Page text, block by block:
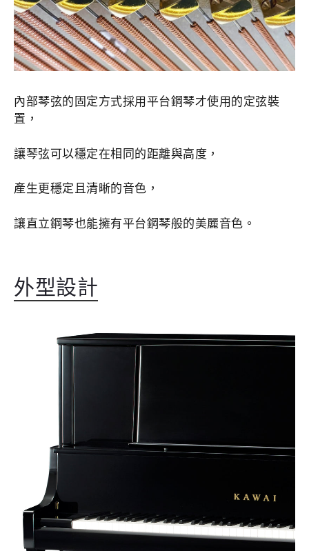
內部琴弦的固定方式採用平台鋼琴才使用的定弦裝
置，
讓琴弦可以穩定在相同的距離與高度，
產生更穩定且清晰的音色，
讓直立鋼琴也能擁有平台鋼琴般的美麗音色。
外型設計